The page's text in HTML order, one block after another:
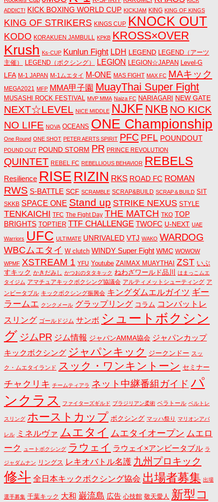
ADDICT! KICK BOXING WORLD CUP KICKJAM KING KING OF KINGS
KING OF STRIKERS KINGS CUP KNOCK OUT
KODO KORAKUEN JAMBULL KPKB KROSS×OVER
Krush Ks-CUP Kunlun Fight LDH LEGEND LEGEND（アーツ
主催）
LEGEND（ボクシング） LEGION LEGION☆JAPAN Level-G
LFA M-1 JAPAN M-1ムエタイ M-ONE MAS FIGHT MAX FC MAキック
MEGA2021 MFP MMA甲子園 MuayThai Super Fight
MUSASHI ROCK FESTIVAL MVP MMA Naiza FC NARIAGARI NEW GATE
NEXT☆LEVEL NICE MIDDLE NJKF NKB NO KICK
NO LIFE NOVA OCEANS ONE Championship
One Round ONE SHOT PETER AERTS SPIRIT PFC PFL POUNDOUT
POUND OUT POUND STORM PR PRINCE REVOLUTION
QUINTET REBEL FC REBELLIOUS BEHAVIOR REBELS
Resilience RISE RIZIN RKS ROAD FC ROMAN
RWS S-BATTLE SCF SCRAMBLE SCRAP&BUILD SCRAP＆BUILD SIT
SKKB SPACE ONE Stand up STRIKE NEXUS STYLE
TENKAICHI TFC The Fight Day THE MATCH TKO TOP
BRIGHTS TOPTIER TTF CHALLENGE TWOFC U-NEXT UAE
Warriors UFC ULTIMATE UNRIVALED VTJ WAKO WARDOG
WBCムエタイ W clutch WINDY Super Fight WMC WOWOW
WPMF XSTREAM 1 YFU Youtube ZAIMAX MUAYTHAI ZST いぶ
すキック かきだみし かつおのタタキック ねわざワールド品川
はまっこムエ
タイジム アマチュアキックボクシング協議会 アルティメットシューティング ア
ンビータブル キックボクシング振興会 キングダムエルガイツ ギー
ラームエ クンクメール グラップリング コラム コンバットレ
スリング ゴールドジム サンボ シュートボクシン
グ ジムPR ジム情報 ジャパンAMMA協会 ジャパンカップ
キックボクシング ジャパンキック ジークンドー スッ
ク・ムエタイランド スック・ワンキントーン セミナー
チャクリキ チームティアラ ネット中継番組ガイド パ
ンクラス
ファイターズギルド ブラジリアン柔術 ベラトール ベルトレ
スリング ホーストカップ ボクシング マッハ祭り マリオンアパ
レル ミネルヴァ ムエタイ ムエタイオープン ムエロ
ーク
ュートボクシング ラウェイ ラウェイ×アンビータブル ラ
ジャダムナン リングス レキオバトル名護 九州プロキック
修斗 全日本キックボクシング協会 出場者募集 出場
選手募集 千葉キック 大和 巌流島 広告 心技館 敬天愛人 新型コ